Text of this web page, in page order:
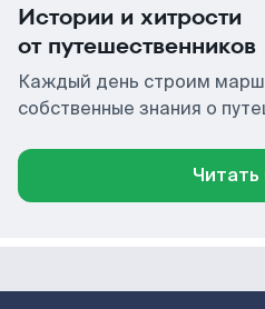
Истории и хитрости
от путешественников
Каждый день строим
собственные знания о
Читать